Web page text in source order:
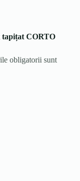
tapițat CORTO
obligatorii sunt